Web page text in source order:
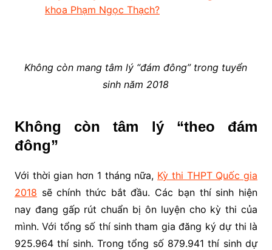
khoa Phạm Ngọc Thạch?
Không còn mang tâm lý “đám đông” trong tuyển
sinh năm 2018
Không còn tâm lý “theo đám
đông”
Với thời gian hơn 1 tháng nữa, Kỳ thi THPT Quốc gia
2018 sẽ chính thức bắt đầu. Các bạn thí sinh hiện
nay đang gấp rút chuẩn bị ôn luyện cho kỳ thi của
mình. Với tổng số thí sinh tham gia đăng ký dự thi là
925.964 thí sinh. Trong tổng số 879.941 thí sinh dự